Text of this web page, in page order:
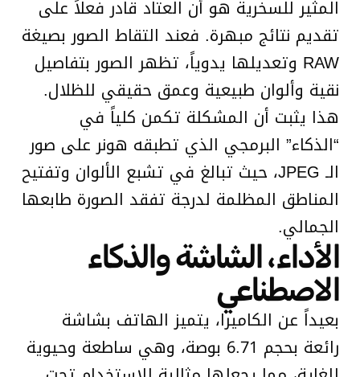
المثير للسخرية هو أن العتاد قادر فعلاً على
تقديم نتائج مبهرة. فعند التقاط الصور بصيغة
RAW وتعديلها يدوياً، تظهر الصور بتفاصيل
نقية وألوان طبيعية وعمق حقيقي للظلال.
هذا يثبت أن المشكلة تكمن كلياً في
“الذكاء” البرمجي الذي تطبقه هونر على صور
الـ JPEG، حيث تبالغ في تشبع الألوان وتفتيح
المناطق المظلمة لدرجة تفقد الصورة طابعها
الجمالي.
الأداء، الشاشة والذكاء
الاصطناعي
بعيداً عن الكاميرا، يتميز الهاتف بشاشة
رائعة بحجم 6.71 بوصة، وهي ساطعة وحيوية